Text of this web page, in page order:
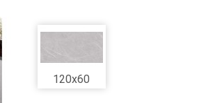
120x60